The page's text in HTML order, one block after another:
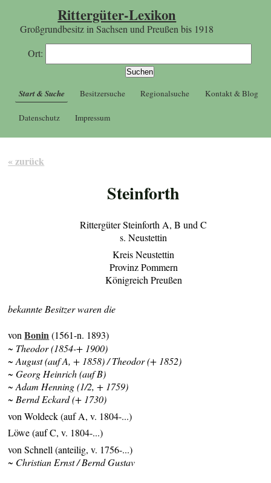
Rittergüter-Lexikon
Großgrundbesitz in Sachsen und Preußen bis 1918
Ort:
Start & Suche Besitzersuche Regionalsuche Kontakt & Blog
Datenschutz Impressum
« zurück
Steinforth
Rittergüter Steinforth A, B und C
s. Neustettin
Kreis Neustettin
Provinz Pommern
Königreich Preußen
bekannte Besitzer waren die
vonBonin(1561-n. 1893)
~ Theodor (1854-+ 1900)
~ August (auf A, + 1858) / Theodor (+ 1852)
~ Georg Heinrich (auf B)
~ Adam Henning (1/2, + 1759)
~ Bernd Eckard (+ 1730)
von Woldeck (auf A, v. 1804-...)
Löwe (auf C, v. 1804-...)
von Schnell (anteilig, v. 1756-...)
~ Christian Ernst / Bernd Gustav